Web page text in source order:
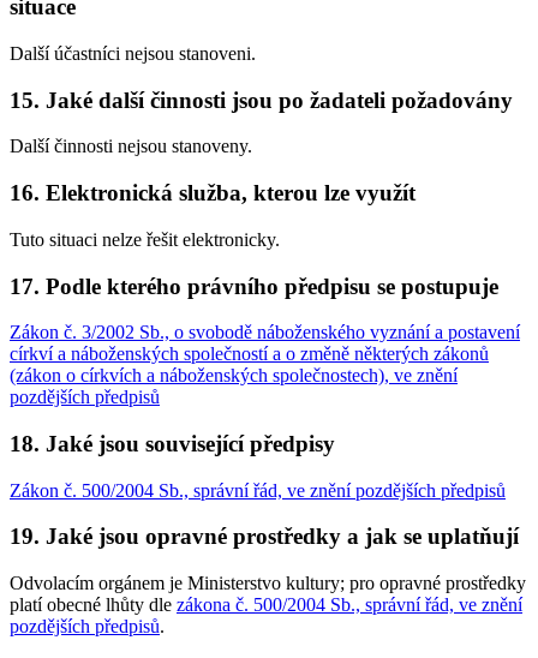
situace
Další účastníci nejsou stanoveni.
15. Jaké další činnosti jsou po žadateli požadovány
Další činnosti nejsou stanoveny.
16. Elektronická služba, kterou lze využít
Tuto situaci nelze řešit elektronicky.
17. Podle kterého právního předpisu se postupuje
Zákon č. 3/2002 Sb., o svobodě náboženského vyznání a postavení
církví a náboženských společností a o změně některých zákonů
(zákon o církvích a náboženských společnostech), ve znění
pozdějších předpisů
18. Jaké jsou související předpisy
Zákon č. 500/2004 Sb., správní řád, ve znění pozdějších předpisů
19. Jaké jsou opravné prostředky a jak se uplatňují
Odvolacím orgánem je Ministerstvo kultury; pro opravné prostředky
platí obecné lhůty dle zákona č. 500/2004 Sb., správní řád, ve znění
pozdějších předpisů.